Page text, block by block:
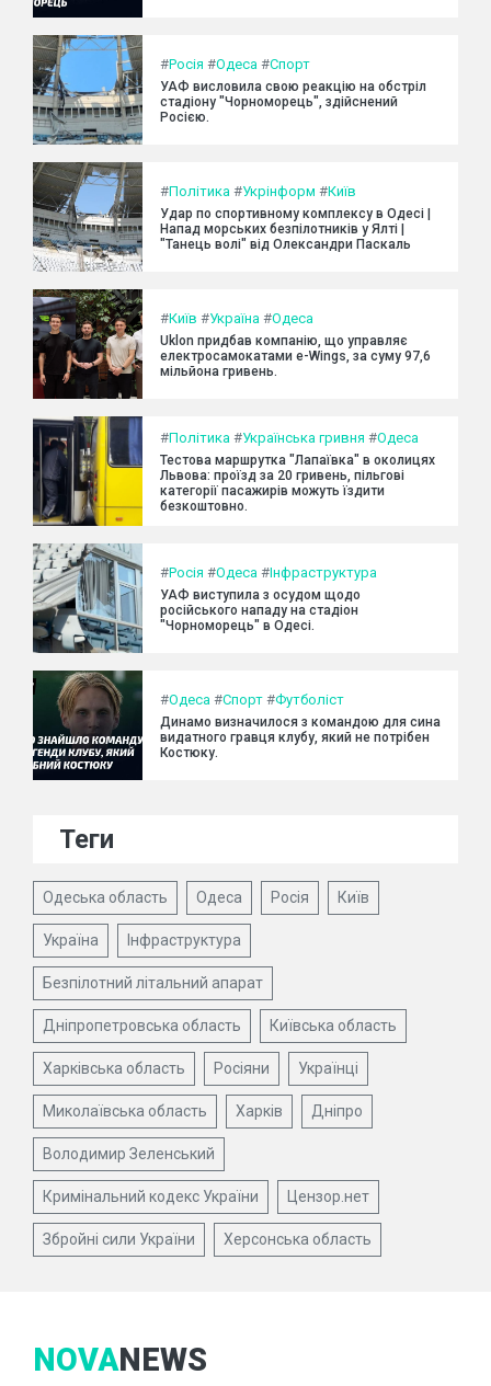
#Росія #Одеса #Спорт
УАФ висловила свою реакцію на обстріл
стадіону "Чорноморець", здійснений
Росією.
#Політика #Укрінформ #Київ
Удар по спортивному комплексу в Одесі |
Напад морських безпілотників у Ялті |
"Танець волі" від Олександри Паскаль
#Київ #Україна #Одеса
Uklon придбав компанію, що управляє
електросамокатами e-Wings, за суму 97,6
мільйона гривень.
#Політика #Українська гривня #Одеса
Тестова маршрутка "Лапаївка" в околицях
Львова: проїзд за 20 гривень, пільгові
категорії пасажирів можуть їздити
безкоштовно.
#Росія #Одеса #Інфраструктура
УАФ виступила з осудом щодо
російського нападу на стадіон
"Чорноморець" в Одесі.
#Одеса #Спорт #Футболіст
Динамо визначилося з командою для сина
видатного гравця клубу, який не потрібен
Костюку.
Теги
Одеська область Одеса Росія Київ
Україна Інфраструктура
Безпілотний літальний апарат
Дніпропетровська область Київська область
Харківська область Росіяни Українці
Миколаївська область Харків Дніпро
Володимир Зеленський
Кримінальний кодекс України Цензор.нет
Збройні сили України Херсонська область
NOVANEWS